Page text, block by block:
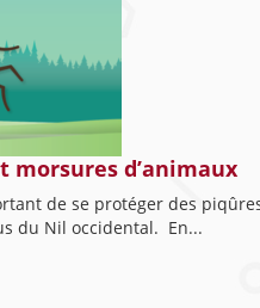
morsures d’animaux
de se protéger des
du Nil occidental. En...